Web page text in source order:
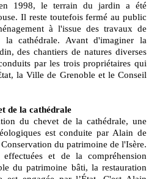
1998, le terrain du jardin a été
Il reste toutefois fermé au public
à l'issue des travaux de
la cathédrale. Avant d'imaginer la
des chantiers de natures diverses
par les trois propriétaires qui
la Ville de Grenoble et le Conseil
de la cathédrale
du chevet de la cathédrale, une
est conduite par Alain de
du patrimoine de l'Isère.
et de la compréhension
du patrimoine bâti, la restauration